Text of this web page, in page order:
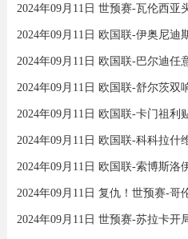
2024年09月11日 世预赛-瓦伦西亚
2024年09月11日 欧国联-卡门祖利